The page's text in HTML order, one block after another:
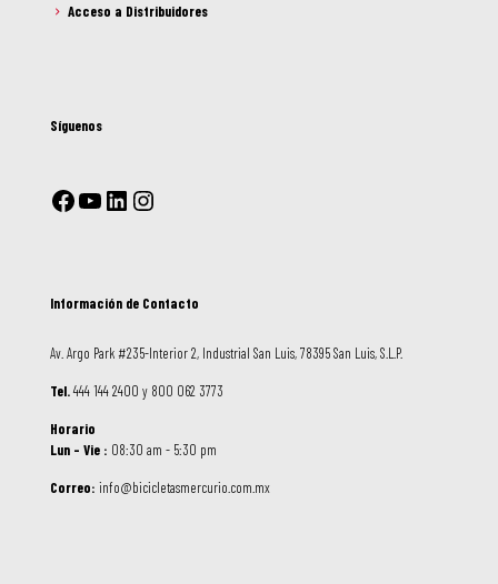
Acceso a Distribuidores
Síguenos
Información de Contacto
Av. Argo Park #235-Interior 2, Industrial San Luis, 78395 San Luis, S.L.P.
Tel.444 144 2400 y 800 062 3773
Horario
Lun – Vie : 08:30 am - 5:30 pm
Correo: info@bicicletasmercurio.com.mx